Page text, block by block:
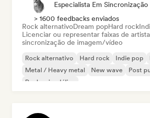
Especialista Em Sincronização
> 1600 feedbacks enviados
Rock alternativoDream popHard rock
Licenciar ou representar faixas de
sincronização de imagem/vídeo
Rock alternativo Hard rock Indie pop
Metal / Heavy metal
New wave
Post
Rock psicodélico